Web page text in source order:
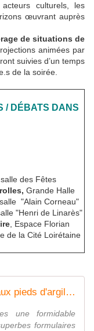
acteurs culturels, les
œuvrant auprès
de situations de
animées par
suivies d’un temps
de la soirée.
/ DÉBATS DANS
, salle des Fêtes
Grande Halle
, salle "Alain Corneau"
"Henri de Linarès"
, Espace Florian
de la Cité Loirétaine
Invitation projection film colosse aux pieds d'argile 2024
une formidable
formulaires